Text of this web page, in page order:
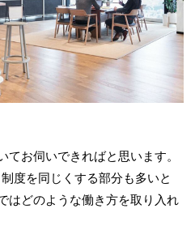
てお伺いできればと思います。
度を同じくする部分も多いと
はどのような働き方を取り入れ